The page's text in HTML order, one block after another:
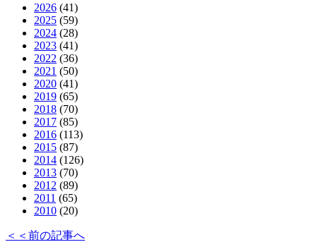
2026 (41)
2025 (59)
2024 (28)
2023 (41)
2022 (36)
2021 (50)
2020 (41)
2019 (65)
2018 (70)
2017 (85)
2016 (113)
2015 (87)
2014 (126)
2013 (70)
2012 (89)
2011 (65)
2010 (20)
＜＜前の記事へ